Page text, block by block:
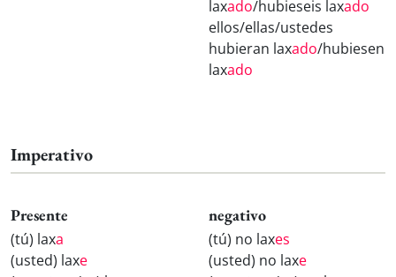
laxado/hubieseis laxado
ellos/ellas/ustedes
hubieran laxado/hubiesen
laxado
Imperativo
Presente
(tú) laxa
(usted) laxe
negativo
(tú) no laxes
(usted) no laxe